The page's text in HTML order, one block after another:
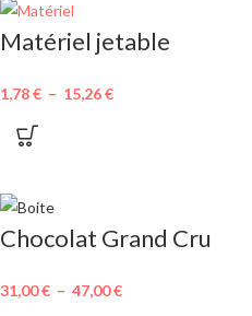
Matériel jetable
1,78€ – 15,26€
Chocolat Grand Cru
31,00€ – 47,00€